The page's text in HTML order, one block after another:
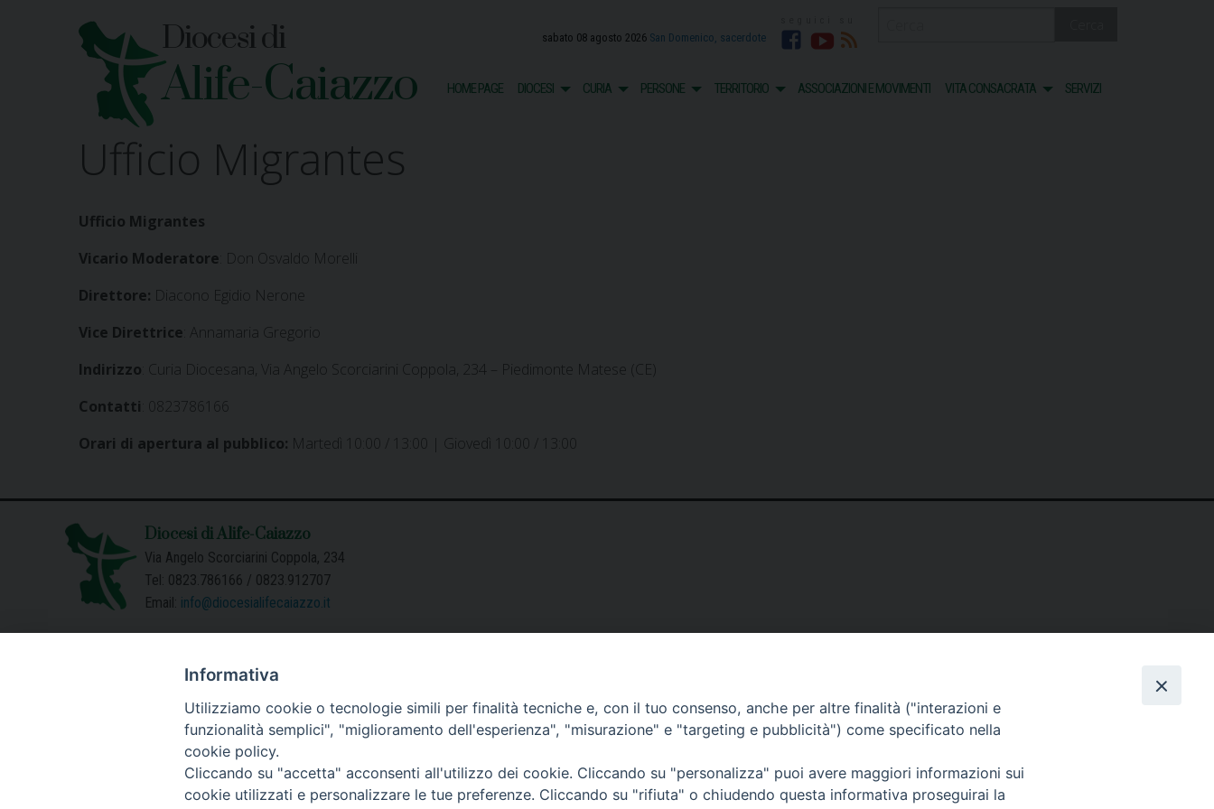
sabato 08 agosto 2026 San Domenico, sacerdote Facebook
Youtube
RSS
Diocesi di
Alife-Caiazzo HOME PAGE DIOCESI CURIA PERSONE TERRITORIO ASSOCIAZIONI E MOVIMENTI VITA CONSACRATA SERVIZI
Ufficio Migrantes
Ufficio Migrantes
Vicario Moderatore : Don Osvaldo Morelli
Direttore: Diacono Egidio Nerone
Vice Direttrice : Annamaria Gregorio
Indirizzo : Curia Diocesana, Via Angelo Scorciarini Coppola, 234 – Piedimonte Matese (CE)
Contatti : 0823786166
Orari di apertura al pubblico: Martedì 10:00 / 13:00 | Giovedì 10:00 / 13:00
Diocesi di Alife-Caiazzo
Via Angelo Scorciarini Coppola, 234
Tel: 0823.786166 / 0823.912707
Email: info@diocesialifecaiazzo.it
Informativa
Utilizziamo cookie o tecnologie simili per finalità tecniche e, con il tuo consenso, anche per altre finalità ("interazioni e
funzionalità semplici", "miglioramento dell'esperienza", "misurazione" e "targeting e pubblicità") come specificato nella
cookie policy.
Cliccando su "accetta" acconsenti all'utilizzo dei cookie. Cliccando su "personalizza" puoi avere maggiori informazioni sui
cookie utilizzati e personalizzare le tue preferenze. Cliccando su "rifiuta" o chiudendo questa informativa proseguirai la